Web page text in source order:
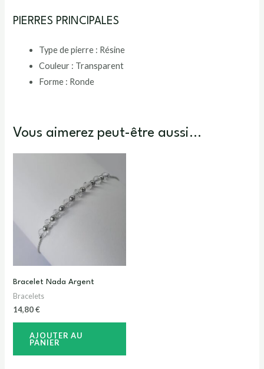
PIERRES PRINCIPALES
Type de pierre : Résine
Couleur : Transparent
Forme : Ronde
Vous aimerez peut-être aussi…
Bracelet Nada Argent
Bracelets
14,80€
AJOUTER AU
PANIER